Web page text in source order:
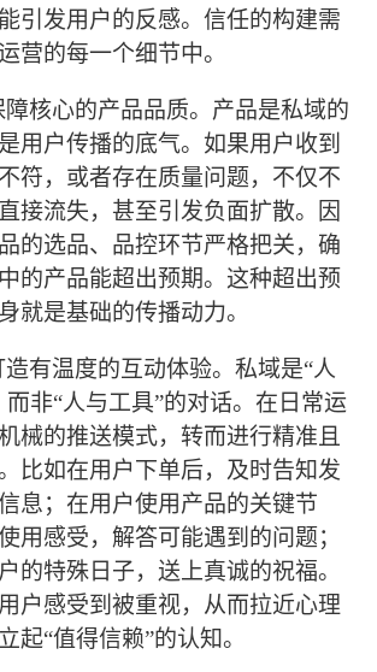
引发用户的反感。信任的构建需
营的每一个细节中。
核心的产品品质。产品是私域的
用户传播的底气。如果用户收到
符，或者存在质量问题，不仅不
接流失，甚至引发负面扩散。因
的选品、品控环节严格把关，确
的产品能超出预期。这种超出预
就是基础的传播动力。
有温度的互动体验。私域是“人
而非“人与工具”的对话。在日常运
械的推送模式，转而进行精准且
比如在用户下单后，及时告知发
息；在用户使用产品的关键节
用感受，解答可能遇到的问题；
的特殊日子，送上真诚的祝福。
户感受到被重视，从而拉近心理
起“值得信赖”的认知。